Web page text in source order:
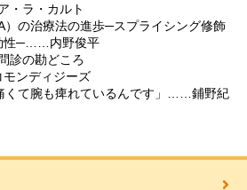
・ラ・カルト
の治療法の進歩─スプライシング修飾
性─……内野俊平
診の勘どころ
ンディジーズ
くて腕も痺れているんです」……鋪野紀